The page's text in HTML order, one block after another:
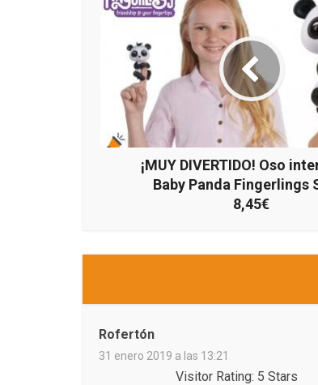
¡MUY DIVERTIDO! Oso
Baby Panda Fingerlings
8,45€
Rofertón
31 enero 2019 a las 13:21
Visitor Rating: 5 Stars